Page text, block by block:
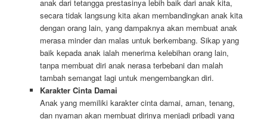
anak dari tetangga prestasinya lebih baik dari anak kita,
secara tidak langsung kita akan membandingkan anak kita
dengan orang lain, yang dampaknya akan membuat anak
merasa minder dan malas untuk berkembang. Sikap yang
baik kepada anak ialah menerima kelebihan orang lain,
tanpa membuat diri anak nerasa terbebani dan malah
tambah semangat lagi untuk mengembangkan diri.
Karakter Cinta Damai
Anak yang memiliki karakter cinta damai, aman, tenang,
dan nyaman akan membuat dirinya menjadi pribadi yang